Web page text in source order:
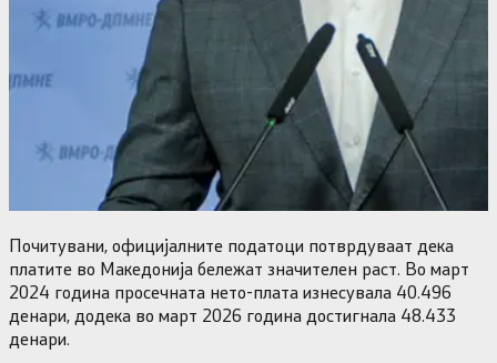
Почитувани, официјалните податоци потврдуваат дека
платите во Македонија бележат значителен раст. Во март
2024 година просечната нето-плата изнесувала 40.496
денари, додека во март 2026 година достигнала 48.433
денари.